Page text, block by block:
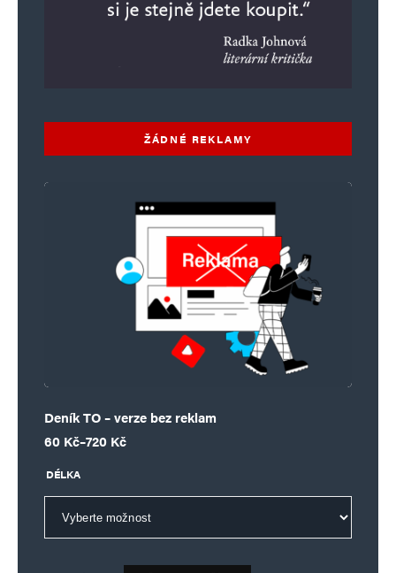
ŽÁDNÉ REKLAMY
Deník TO – verze bez reklam
60 Kč–720 Kč
Rozpětí cen: 60 Kč až 720 Kč
DÉLKA